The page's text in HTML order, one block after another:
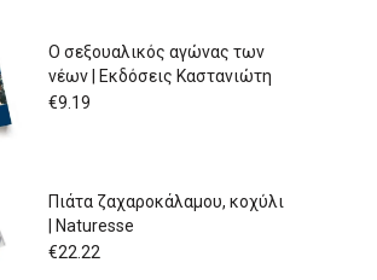
Ο σεξουαλικός αγώνας των
νέων | Εκδόσεις Καστανιώτη
€9.19
Πιάτα ζαχαροκάλαμου, κοχύλι
| Naturesse
€22.22